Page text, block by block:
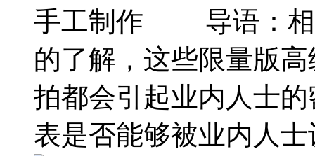
手工制作 导语：相
的了解，这些限量版
拍都会引起业内人士
表是否能够被业内人